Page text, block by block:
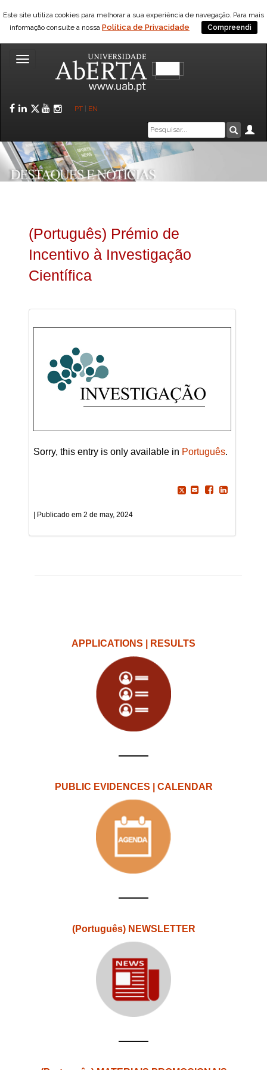
Este site utiliza cookies para melhorar a sua experiência de navegação. Para mais
informação consulte a nossa Política de Privacidade Compreendi
Toggle
Facebook
LinkedIn
Twitter
YouTube
Instagram
PT EN
Caixa
de
pesquisa
(Português) Prémio de
Incentivo à Investigação
Científica
Sorry, this entry is only available in Português.
2 de may, 2024
APPLICATIONS | RESULTS
PUBLIC EVIDENCES | CALENDAR
(Português) NEWSLETTER